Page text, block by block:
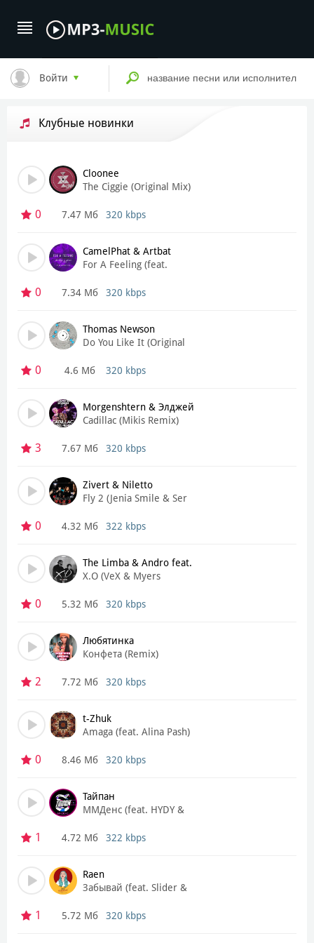
Войти
Клубные новинки
Cloonee
The Ciggie (Original Mix)
0 7.47 Мб 320 kbps
CamelPhat & Artbat
For А Feeling (feat.
Remix)
0 7.34 Мб 320 kbps
Thomas Newson
Do You Like It (Original
0 4.6 Мб 320 kbps
Morgenshtern & Элджей
Cadillac (Mikis Remix)
3 7.67 Мб 320 kbps
Zivert & Niletto
Fly 2 (Jenia Smile & Ser
0 4.32 Мб 322 kbps
The Limba & Andro feat.
Metrawell
X.O (VeX & Myers
0 5.32 Мб 320 kbps
Любятинка
Конфета (Remix)
2 7.72 Мб 320 kbps
t-Zhuk
Amaga (feat. Alina Pash)
0 8.46 Мб 320 kbps
Тайпан
MMДенс (feat. HYDY &
1 4.72 Мб 322 kbps
Raen
Забывай (feat. Slider &
1 5.72 Мб 320 kbps